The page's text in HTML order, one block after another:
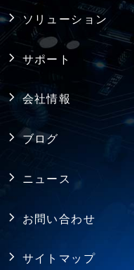
システム製品
産業用マザーボ
コンピュータ
シングルボード
バックプレーン
ソリューション
リテール・物流
メディカル
ファクトリー
サポート
修理依頼、技術
会社情報
採用情報
ISO認証取得
ブログ
ニュース
お問い合わせ
サイトマップ